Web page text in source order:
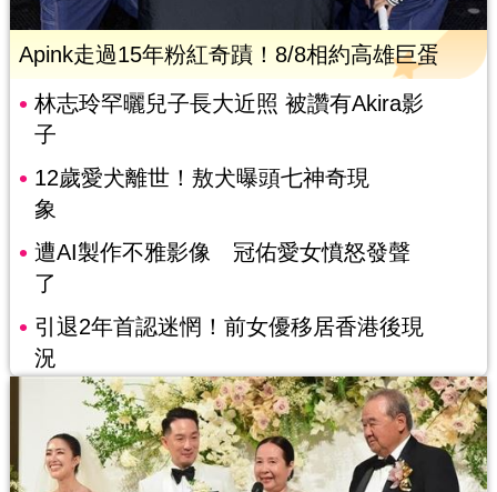
Apink走過15年粉紅奇蹟！8/8相約高雄巨蛋
林志玲罕曬兒子長大近照 被讚有Akira影
子
12歲愛犬離世！敖犬曝頭七神奇現
象
遭AI製作不雅影像 冠佑愛女憤怒發聲
了
引退2年首認迷惘！前女優移居香港後現
況